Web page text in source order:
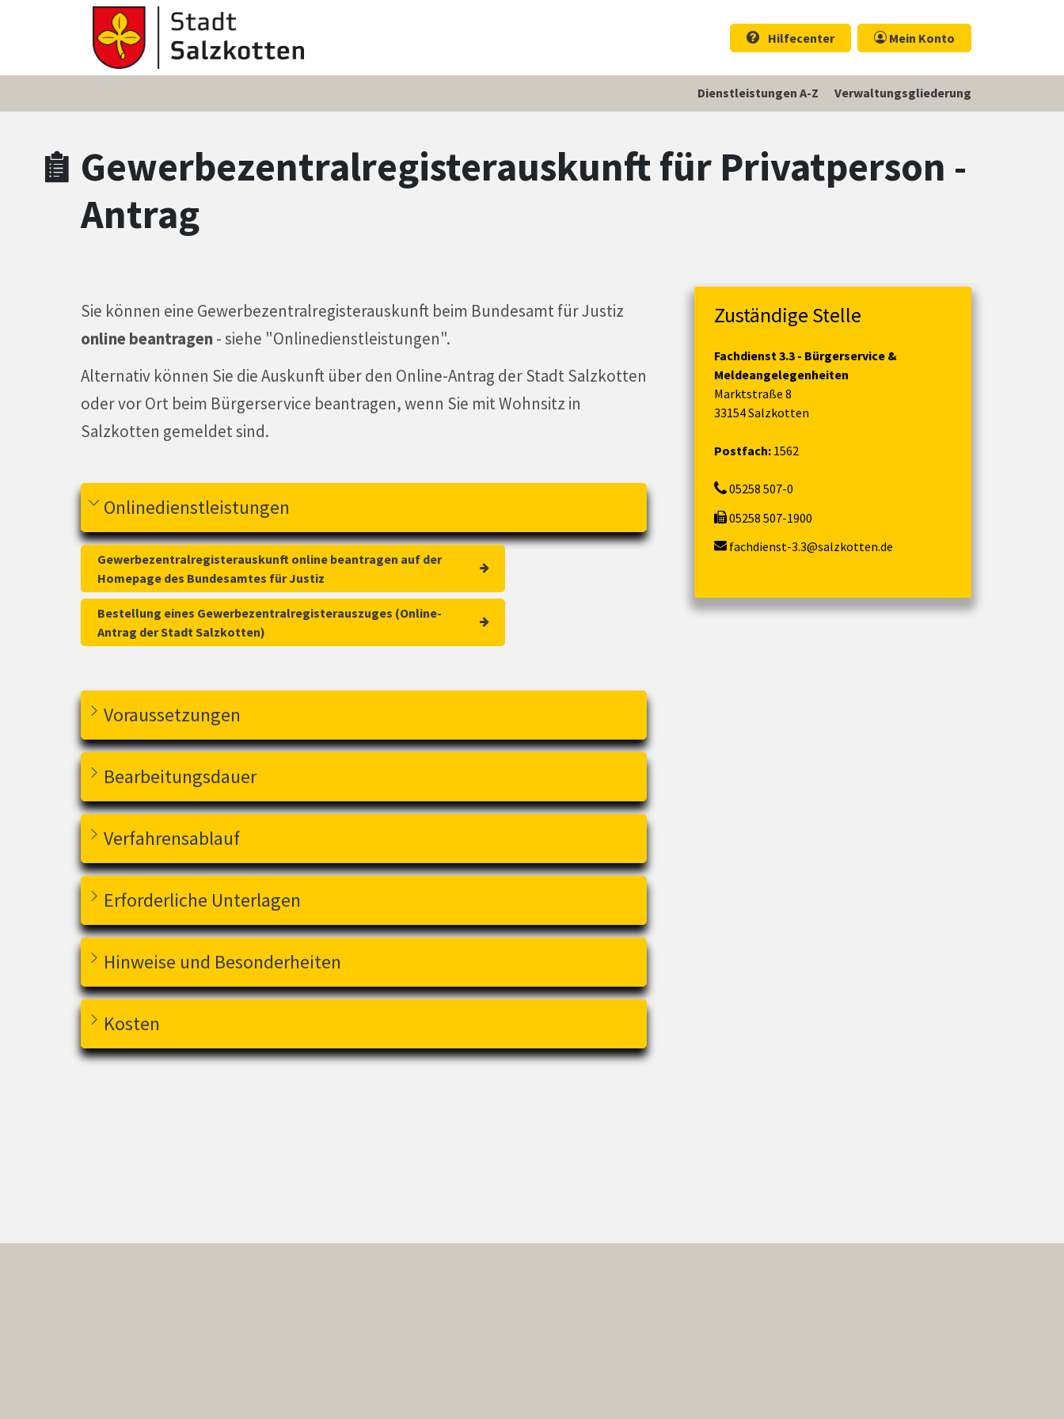
Zum Header
Zum Hauptinhalt
Zum Footer
Zum Hauptinhalt springen
Hilfecenter
Mein Konto
Dienstleistungen A-Z Verwaltungsgliederung
Gewerbezentralregisterauskunft für Privatperson -
Antrag
Sie können eine Gewerbezentralregisterauskunft beim Bundesamt für Justiz
online beantragen- siehe "Onlinedienstleistungen".
Alternativ können Sie die Auskunft über den Online-Antrag der Stadt Salzkotten
oder vor Ort beim Bürgerservice beantragen, wenn Sie mit Wohnsitz in
Salzkotten gemeldet sind.
Onlinedienstleistungen
Gewerbezentralregisterauskunft online beantragen auf der
Homepage des Bundesamtes für Justiz
Bestellung eines Gewerbezentralregisterauszuges (Online-
Antrag der Stadt Salzkotten)
Voraussetzungen
Bearbeitungsdauer
Verfahrensablauf
Erforderliche Unterlagen
Hinweise und Besonderheiten
Kosten
Zuständige Stelle
Fachdienst 3.3 - Bürgerservice &
Meldeangelegenheiten
Marktstraße 8
33154 Salzkotten
Postfach: 1562
05258 507-0
05258 507-1900
fachdienst-3.3@salzkotten.de